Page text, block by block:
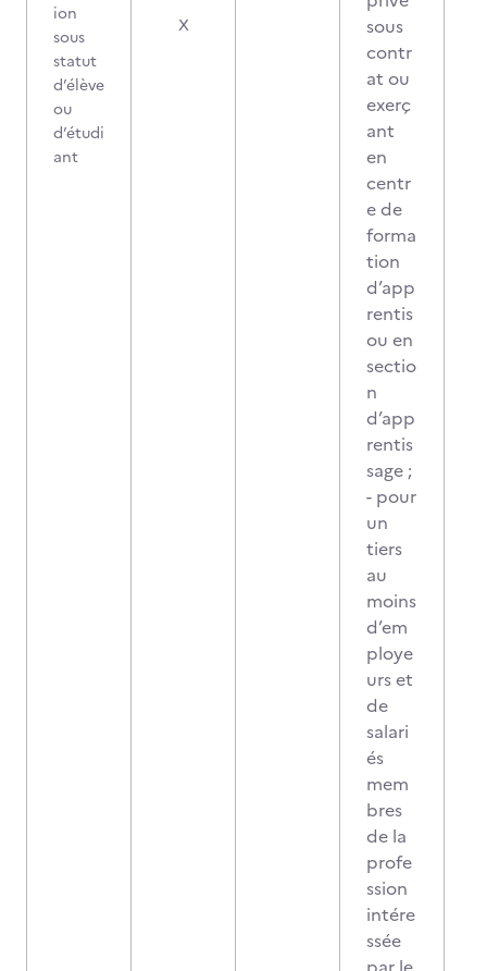
ion
sous
statut
d’élève
ou
d’étudi
ant
X
sous
contr
at ou
exerç
ant
en
centr
e de
forma
tion
d’app
rentis
ou en
sectio
n
d’app
rentis
sage ;
- pour
un
tiers
au
moins
d’em
ploye
urs et
de
salari
és
mem
bres
de la
profe
ssion
intére
ssée